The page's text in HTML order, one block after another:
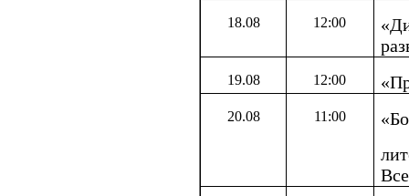
18.08 12:00
19.08 12:00
20.08 11:00